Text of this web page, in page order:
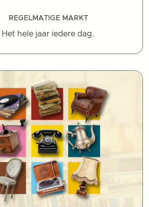
REGELMATIGE MARKT
Het hele jaar iedere dag.